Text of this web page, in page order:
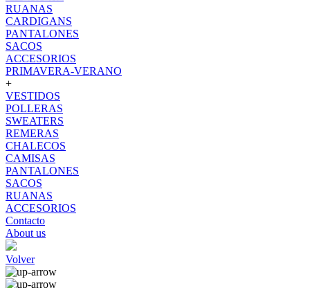
RUANAS
CARDIGANS
PANTALONES
SACOS
ACCESORIOS
PRIMAVERA-VERANO
+
VESTIDOS
POLLERAS
SWEATERS
REMERAS
CHALECOS
CAMISAS
PANTALONES
SACOS
RUANAS
ACCESORIOS
Contacto
About us
Volver